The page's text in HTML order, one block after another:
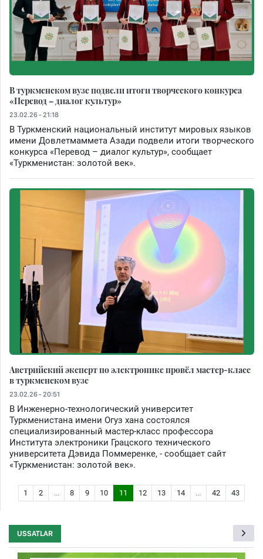
В туркменском вузе подвели итоги творческого конкурса
«Перевод – диалог культур»
23.02.26 - 21:18
В Туркменский национальный институт мировых языков
имени Довлетмаммета Азади подвели итоги творческого
конкурса «Перевод – диалог культур», сообщает
«Туркменистан: золотой век».
Австрийский эксперт по электронике провёл мастер-класс
в туркменском вузе
23.02.26 - 20:51
В Инженерно-технологический университет
Туркменистана имени Огуз хана состоялся
специализированный мастер-класс профессора
Института электроники Грацского технического
университета Дэвида Поммеренке, - сообщает сайт
«Туркменистан: золотой век».
1 2 ... 8 9 10 11 12 13 14 ... 42 43
USSATLAR